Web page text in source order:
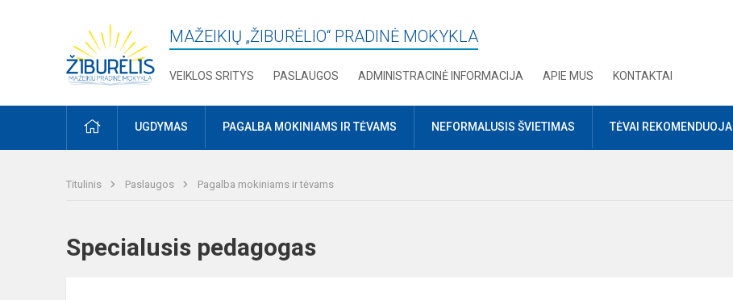
MAŽEIKIŲ „ŽIBURĖLIO“ PRADINĖ MOKYKLA
VEIKLOS SRITYS PASLAUGOS ADMINISTRACINĖ INFORMACIJA APIE MUS KONTAKTAI
PRADŽIAUGDYMAS PAGALBA MOKINIAMS IR TĖVAMS NEFORMALUSIS ŠVIETIMAS TĖVAI REKOMENDUOJA
Titulinis Paslaugos Pagalba mokiniams ir tėvams
Specialusis pedagogas